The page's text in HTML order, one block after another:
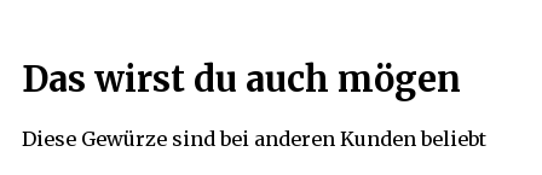
Das wirst du auch mögen
Diese Gewürze sind bei anderen Kunden beliebt